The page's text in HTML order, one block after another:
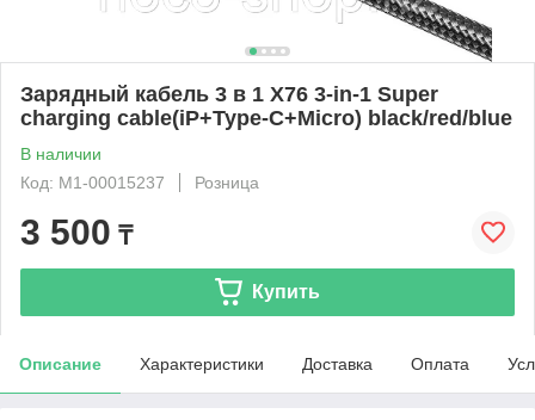
Зарядный кабель 3 в 1 X76 3-in-1 Super
charging cable(iP+Type-C+Micro) black/red/blue
В наличии
Код: М1-00015237
Розница
3 500 ₸
Купить
Описание Характеристики Доставка Оплата